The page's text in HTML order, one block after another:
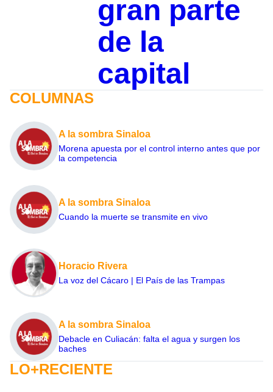
gran parte
de la
capital
COLUMNAS
A la sombra Sinaloa
Morena apuesta por el control interno antes que por
la competencia
A la sombra Sinaloa
Cuando la muerte se transmite en vivo
Horacio Rivera
La voz del Cácaro | El País de las Trampas
A la sombra Sinaloa
Debacle en Culiacán: falta el agua y surgen los
baches
LO+RECIENTE